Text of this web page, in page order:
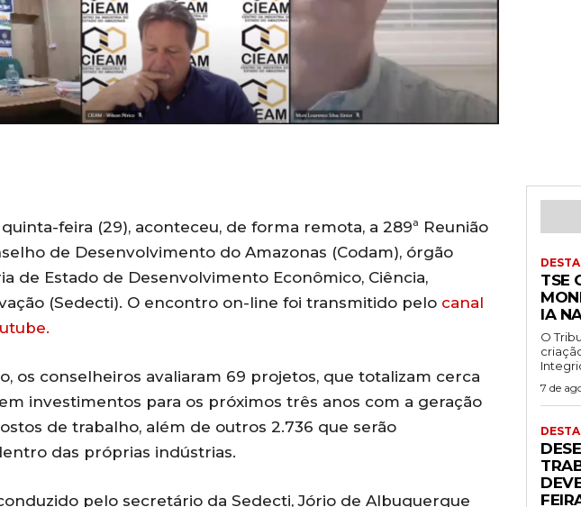
feira (29), aconteceu, de forma remota, a 289ª Reunião
de Desenvolvimento do Amazonas (Codam), órgão
de Estado de Desenvolvimento Econômico, Ciência,
(Sedecti). O encontro on-line foi transmitido pelo canal
os conselheiros avaliaram 69 projetos, que totalizam cerca
investimentos para os próximos três anos com a geração
de trabalho, além de outros 2.736 que serão
das próprias indústrias.
pelo secretário da Sedecti, Jório de Albuquerque
TSE
IA
O
7 de